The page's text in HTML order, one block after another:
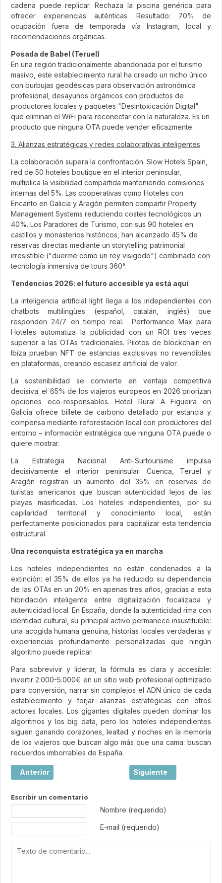
cadena puede replicar. Rechaza la piscina genérica para
ofrecer experiencias auténticas. Resultado: 70% de
ocupación fuera de temporada vía Instagram, local y
recomendaciones orgánicas.
Posada de Babel (Teruel)
En una región tradicionalmente abandonada por el turismo
masivo, este establecimiento rural ha creado un nicho único
con burbujas geodésicas para observación astronómica
profesional, desayunos orgánicos con productos de
productores locales y paquetes "Desintoxicación Digital"
que eliminan el WiFi para reconectar con la naturaleza. Es un
producto que ninguna OTA puede vender eficazmente.
3. Alianzas estratégicas y redes colaborativas inteligentes
La colaboración supera la confrontación. Slow Hotels Spain,
red de 50 hoteles boutique en el interior peninsular,
multiplica la visibilidad compartida manteniendo comisiones
internas del 5%. Las cooperativas como Hoteles con
Encanto en Galicia y Aragón permiten compartir Property
Management Systems reduciendo costes tecnológicos un
40%. Los Paradores de Turismo, con sus 90 hoteles en
castillos y monasterios históricos, han alcanzado 45% de
reservas directas mediante un storytelling patrimonial
irresistible ("duerme como un rey visigodo") combinado con
tecnología inmersiva de tours 360°.
Tendencias 2026: el futuro accesible ya está aquí
La inteligencia artificial light llega a los independientes con
chatbots multilingües (español, catalán, inglés) que
responden 24/7 en tiempo real. Performance Max para
Hoteles automatiza la publicidad con un ROI tres veces
superior a las OTAs tradicionales. Pilotos de blockchain en
Ibiza prueban NFT de estancias exclusivas no revendibles
en plataformas, creando escasez artificial de valor.
La sostenibilidad se convierte en ventaja competitiva
decisiva: el 65% de los viajeros europeos en 2026 priorizan
opciones eco-responsables. Hotel Rural A Figueira en
Galicia ofrece billete de carbono detallado por estancia y
compensa mediante reforestación local con productores del
entorno – información estratégica que ninguna OTA puede o
quiere mostrar.
La Estrategia Nacional Anti-Surtourisme impulsa
decisivamente el interior peninsular: Cuenca, Teruel y
Aragón registran un aumento del 35% en reservas de
turistas americanos que buscan autenticidad lejos de las
playas masificadas. Los hoteles independientes, por su
capilaridad territorial y conocimiento local, están
perfectamente posicionados para capitalizar esta tendencia
estructural.
Una reconquista estratégica ya en marcha
Los hoteles independientes no están condenados a la
extinción: el 35% de ellos ya ha reducido su dependencia
de las OTAs en un 20% en apenas tres años, gracias a esta
hibridación inteligente entre digitalización focalizada y
autenticidad local. En España, donde la autenticidad rima con
identidad cultural, su principal activo permanece insustituible:
una acogida humana genuina, historias locales verdaderas y
experiencias profundamente personalizadas que ningún
algoritmo puede replicar.
Para sobrevivir y liderar, la fórmula es clara y accesible:
invertir 2.000-5.000€ en un sitio web profesional optimizado
para conversión, narrar sin complejos el ADN único de cada
establecimiento y forjar alianzas estratégicas con otros
actores locales. Los gigantes digitales pueden dominar los
algoritmos y los big data, pero los hoteles independientes
siguen ganando corazones, lealtad y noches en la memoria
de los viajeros que buscan algo más que una cama: buscan
recuerdos imborrables de España.
Artículo anterior: Viajar: mucho más que hacer turismo
Anterior Artículo siguiente: El
Siguiente
Escribir un comentario
Nombre (requerido)
E-mail (requerido)